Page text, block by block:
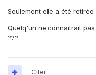
Seulement elle a été retirée
Quelq'un ne connaitrait
???
Citer